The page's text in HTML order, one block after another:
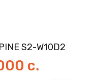
S2-W10D2
с.